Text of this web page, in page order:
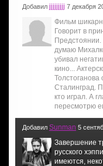
Добавил jjjjjjjjj 7 декабря
Фильм
Говорит в
Предстоянии.
думаю
убивал
кино...
Сталинград.
кто играл. А
пересмотрю
Добавил Sunman 5
Завершение
русского
имеются,